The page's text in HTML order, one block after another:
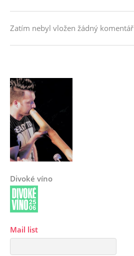
Zatím nebyl vložen žádný komentář
Divoké víno
Mail list